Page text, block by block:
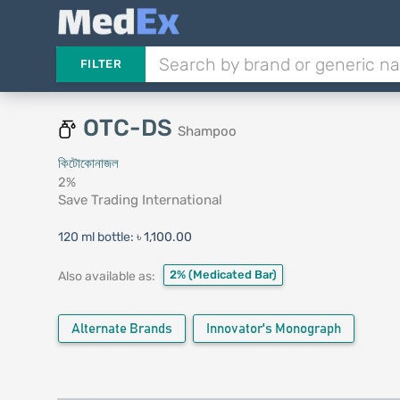
FILTER
OTC-DS Shampoo
কিটোকোনাজল
2%
Save Trading International
120 ml bottle: ৳ 1,100.00
Also available as: 2% (Medicated Bar)
Alternate Brands Innovator's Monograph